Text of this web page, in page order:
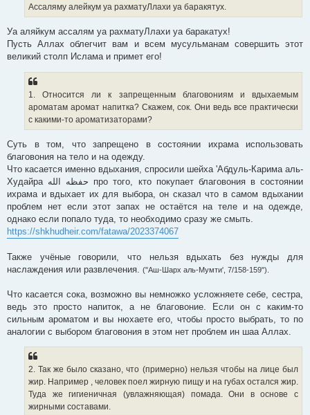
е
Ассаляму алейкум уа рахматуЛлахи уа баракятух.
Уа аляйкум ассалям уа рахматуЛлахи уа баракатух!
Пусть Аллах облегчит вам и всем мусульманам совершить этот
великий столп Ислама и примет его!
1. Относится ли к запрещенным благовониям и вдыхаемым
ароматам аромат напитка? Скажем, сок. Они ведь все практически
с какими-то ароматизаторами?
Суть в том, что запрещено в состоянии ихрама использовать
благовония на тело и на одежду.
Что касается именно вдыхания, спросили шейха 'Абдуль-Карима аль-
Худайра حفظه الله про того, кто покупает благовония в состоянии
ихрама и вдыхает их для выбора, он сказал что в самом вдыхании
проблем нет если этот запах не остаётся на теле и на одежде,
однако если попало туда, то необходимо сразу же смыть.
https://shkhudheir.com/fatawa/2023374067
Также учёные говорили, что нельзя вдыхать без нужды для
наслаждения или развлечения.
("Аш-Шарх аль-Мумти', 7/158-159").
Что касается сока, возможно вы немножко усложняете себе, сестра,
ведь это просто напиток, а не благовоние. Если он с каким-то
сильным ароматом и вы нюхаете его, чтобы просто выбрать, то по
аналогии с выбором благовония в этом нет проблем ин шаа Аллах.
2. Так же было сказано, что (примерно) нельзя чтобы на лице был
жир. Например , человек поел жирную пищу и на губах остался жир.
Туда же гигиеничная (увлажняющая) помада. Они в основе с
жирными составами.